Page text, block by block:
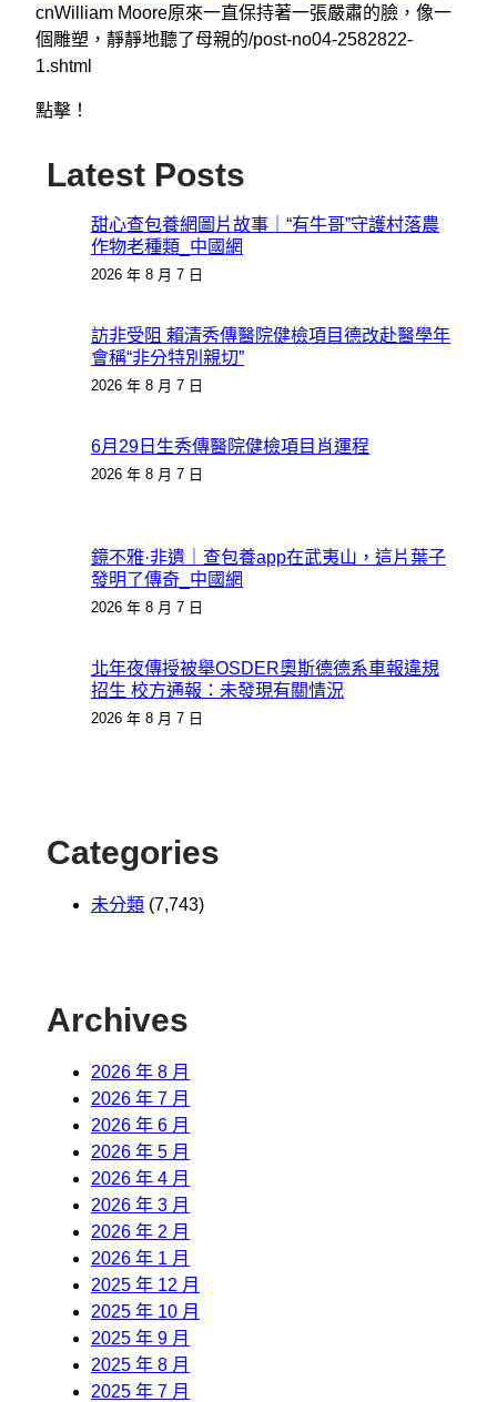
cnWilliam Moore原來一直保持著一張嚴肅的臉，像一
個雕塑，靜靜地聽了母親的/post-no04-2582822-
1.shtml
點擊！
Latest Posts
甜心查包養網圖片故事｜“有牛哥”守護村落農
作物老種類_中國網
2026 年 8 月 7 日
訪非受阻 賴清秀傳醫院健檢項目德改赴醫學年
會稱“非分特別親切”
2026 年 8 月 7 日
6月29日生秀傳醫院健檢項目肖運程
2026 年 8 月 7 日
鏡不雅·非遺｜查包養app在武夷山，這片葉子
發明了傳奇_中國網
2026 年 8 月 7 日
北年夜傳授被舉OSDER奧斯德德系車報違規
招生 校方通報：未發現有關情況
2026 年 8 月 7 日
Categories
未分類 (7,743)
Archives
2026 年 8 月
2026 年 7 月
2026 年 6 月
2026 年 5 月
2026 年 4 月
2026 年 3 月
2026 年 2 月
2026 年 1 月
2025 年 12 月
2025 年 10 月
2025 年 9 月
2025 年 8 月
2025 年 7 月